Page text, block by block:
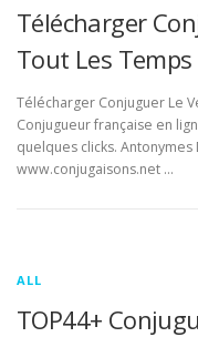
Télécharger
Tout Les
Télécharger Conjuguer Le
Conjugueur française en
quelques clicks.
www.conjugaisons.net …
ALL
TOP44+